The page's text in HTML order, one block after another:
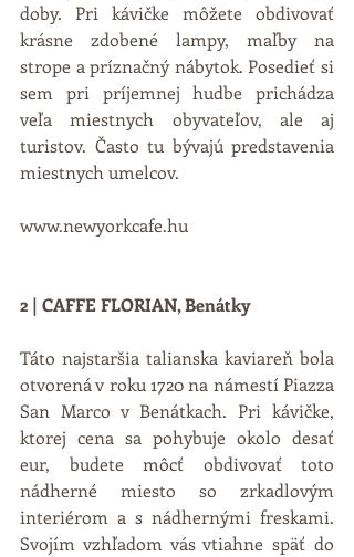
doby. Pri kávičke môžete obdivovať
krásne zdobené lampy, maľby na
strope a príznačný nábytok. Posedieť si
sem pri príjemnej hudbe prichádza
veľa miestnych obyvateľov, ale aj
turistov. Často tu bývajú predstavenia
miestnych umelcov.
www.newyorkcafe.hu
2 | CAFFE FLORIAN, Benátky
Táto najstaršia talianska kaviareň bola
otvorená v roku 1720 na námestí Piazza
San Marco v Benátkach. Pri kávičke,
ktorej cena sa pohybuje okolo desať
eur, budete môcť obdivovať toto
nádherné miesto so zrkadlovým
interiérom a s nádhernými freskami.
Svojím vzhľadom vás vtiahne späť do